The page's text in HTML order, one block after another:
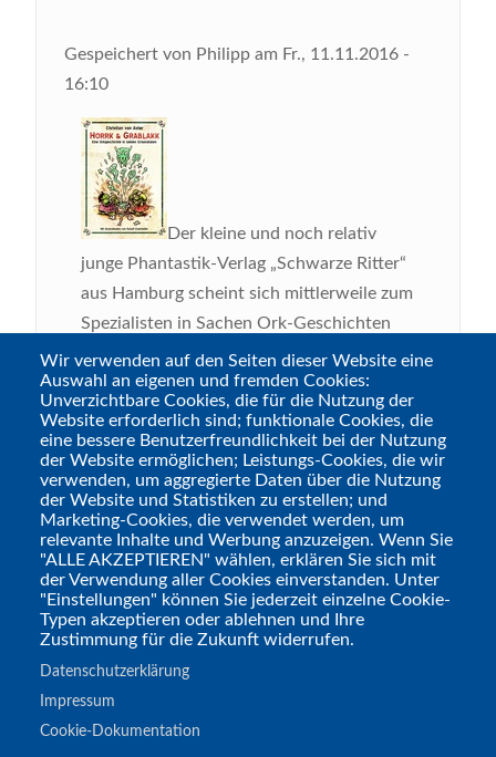
Gespeichert von Philipp am Fr., 11.11.2016 -
16:10
Der kleine und noch relativ
junge Phantastik-Verlag „Schwarze Ritter“
aus Hamburg scheint sich mittlerweile zum
Spezialisten in Sachen Ork-Geschichten
gemausert zu haben: Der Siegeszug begann
mit dem illustrierten Kinderbuch „Mein
Papa ist ein Ork!“, welches die Herzen
selbst hartgesottenerRollenspiel-Opas
(Link)
schmelzen ließ. Der Nachfolger
„Mein bester Freund ist ein Goblin!“ war
dann ebenso knuffig und sogar noch einen
Hauch spannender, sodass er verdient den
diesjährigen Blog-Leserpreis (Link)
für das
beste Kinder-/Jungendbuch erhielt.
Literatur
Wir verwenden auf den Seiten dieser Website eine
Auswahl an eigenen und fremden Cookies:
Unverzichtbare Cookies, die für die Nutzung der
Website erforderlich sind; funktionale Cookies, die
eine bessere Benutzerfreundlichkeit bei der Nutzung
der Website ermöglichen; Leistungs-Cookies, die wir
verwenden, um aggregierte Daten über die Nutzung
der Website und Statistiken zu erstellen; und
Marketing-Cookies, die verwendet werden, um
relevante Inhalte und Werbung anzuzeigen. Wenn Sie
"ALLE AKZEPTIEREN" wählen, erklären Sie sich mit
der Verwendung aller Cookies einverstanden. Unter
"Einstellungen" können Sie jederzeit einzelne Cookie-
Typen akzeptieren oder ablehnen und Ihre
Zustimmung für die Zukunft widerrufen.
Datenschutzerklärung
Impressum
Cookie-Dokumentation